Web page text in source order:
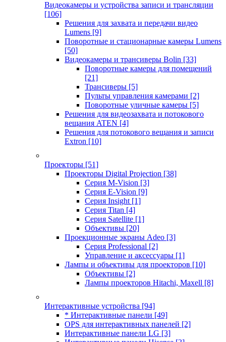
Видеокамеры и устройства записи и трансляции
[106]
Решения для захвата и передачи видео
Lumens [9]
Поворотные и стационарные камеры Lumens
[50]
Видеокамеры и трансиверы Bolin [33]
Поворотные камеры для помещений
[21]
Трансиверы [5]
Пульты управления камерами [2]
Поворотные уличные камеры [5]
Решения для видеозахвата и потокового
вещания ATEN [4]
Решения для потокового вещания и записи
Extron [10]
Проекторы [51]
Проекторы Digital Projection [38]
Серия M-Vision [3]
Серия E-Vision [9]
Серия Insight [1]
Серия Titan [4]
Серия Satellite [1]
Объективы [20]
Проекционные экраны Adeo [3]
Серия Professional [2]
Управление и аксессуары [1]
Лампы и объективы для проекторов [10]
Объективы [2]
Лампы проекторов Hitachi, Maxell [8]
Интерактивные устройства [94]
* Интерактивные панели [49]
OPS для интерактивных панелей [2]
Интерактивные панели LG [3]